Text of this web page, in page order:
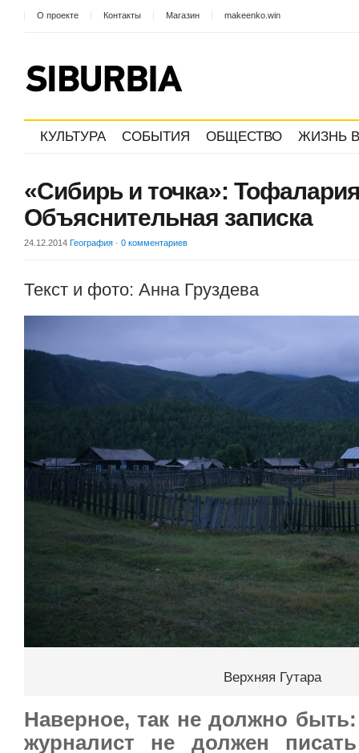
О проекте Контакты Магазин makeenko.win
КУЛЬТУРА СОБЫТИЯ ОБЩЕСТВО ЖИЗНЬ
«Сибирь и точка»:
Объяснительная записка
24.12.2014 География · 0 комментариев
Текст и фото: Анна Груздева
Верхняя Гутара
Наверное, так не должно быть:
журналист не должен писать